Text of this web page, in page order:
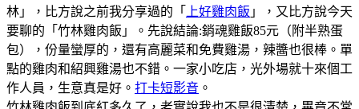
林」，比方說之前我分享過的「
上好雞肉飯 」，又比方說今天
要聊的「竹林雞肉飯」。先說結論:銷魂雞飯85元（附半熟蛋
包），份量蠻厚的，還有高麗菜和免費雞湯，辣醬也很棒。單
點的雞肉和紹興雞湯也不錯。一家小吃店，光外場就十來個工
作人員，生意真是好。 打卡短影音 。